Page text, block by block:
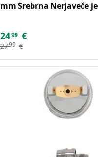
mm Srebrna Nerjaveče
2499 €
2799 €